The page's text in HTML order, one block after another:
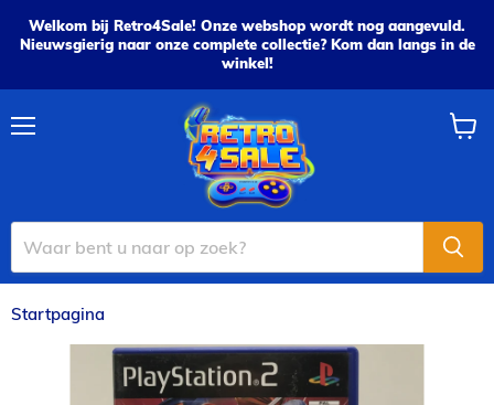
Welkom bij Retro4Sale! Onze webshop wordt nog aangevuld.
Nieuwsgierig naar onze complete collectie? Kom dan langs in de
winkel!
Startpagina